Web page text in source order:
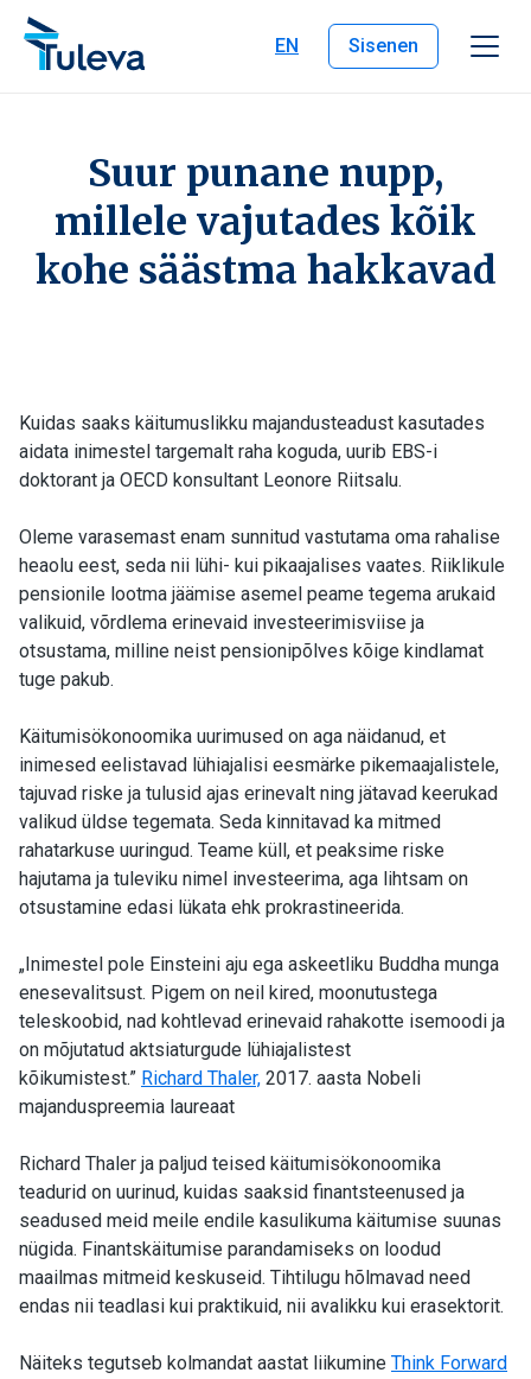
Liigu edasi sisu juurde
EN
Sisenen
Suur punane nupp,
millele vajutades kõik
kohe säästma hakkavad
Kuidas saaks käitumuslikku majandusteadust kasutades
aidata inimestel targemalt raha koguda, uurib EBS-i
doktorant ja OECD konsultant Leonore Riitsalu.
Oleme varasemast enam sunnitud vastutama oma rahalise
heaolu eest, seda nii lühi- kui pikaajalises vaates. Riiklikule
pensionile lootma jäämise asemel peame tegema arukaid
valikuid, võrdlema erinevaid investeerimisviise ja
otsustama, milline neist pensionipõlves kõige kindlamat
tuge pakub.
Käitumisökonoomika uurimused on aga näidanud, et
inimesed eelistavad lühiajalisi eesmärke pikemaajalistele,
tajuvad riske ja tulusid ajas erinevalt ning jätavad keerukad
valikud üldse tegemata. Seda kinnitavad ka mitmed
rahatarkuse uuringud. Teame küll, et peaksime riske
hajutama ja tuleviku nimel investeerima, aga lihtsam on
otsustamine edasi lükata ehk prokrastineerida.
„Inimestel pole Einsteini aju ega askeetliku Buddha munga
enesevalitsust. Pigem on neil kired, moonutustega
teleskoobid, nad kohtlevad erinevaid rahakotte isemoodi ja
on mõjutatud aktsiaturgude lühiajalistest
kõikumistest.” Richard Thaler, 2017. aasta Nobeli
majanduspreemia laureaat
Richard Thaler ja paljud teised käitumisökonoomika
teadurid on uurinud, kuidas saaksid finantsteenused ja
seadused meid meile endile kasulikuma käitumise suunas
nügida. Finantskäitumise parandamiseks on loodud
maailmas mitmeid keskuseid. Tihtilugu hõlmavad need
endas nii teadlasi kui praktikuid, nii avalikku kui erasektorit.
Näiteks tegutseb kolmandat aastat liikumine Think Forward